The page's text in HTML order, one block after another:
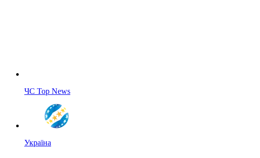
ЧС Top News
Україна